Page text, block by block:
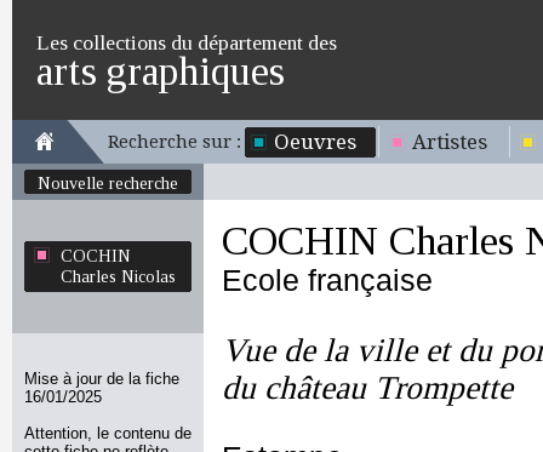
Les collections du département des
arts graphiques
Recherche sur : Oeuvres Artistes
Nouvelle recherche
COCHIN
Charles Nicolas
Mise à jour de la fiche
16/01/2025
Attention, le contenu de
COCHIN Charles
Ecole française
Vue de la ville et du
du château Trompette